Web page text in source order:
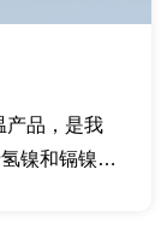
产品，是我
镍和镉镍二